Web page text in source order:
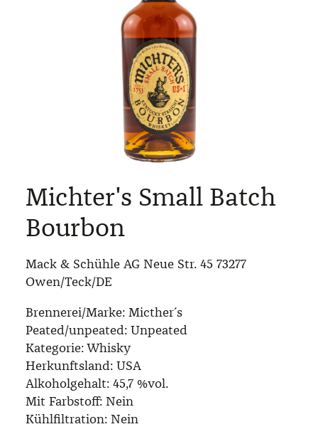
Michter's Small Batch
Bourbon
Mack & Schühle AG Neue Str. 45 73277
Owen/Teck/DE
Brennerei/Marke: Micther´s
Peated/unpeated: Unpeated
Kategorie:Whisky
Herkunftsland: USA
Alkoholgehalt: 45,7 %vol.
Mit Farbstoff: Nein
Kühlfiltration: Nein